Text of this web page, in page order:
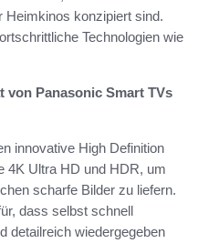
Heimkinos konzipiert sind.
Technologien wie
von Panasonic Smart TVs
innovative High Definition
4K Ultra HD und HDR, um
scharfe Bilder zu liefern.
dass selbst schnell
detailreich wiedergegeben